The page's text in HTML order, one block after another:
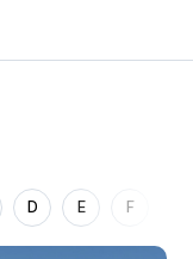
D E F